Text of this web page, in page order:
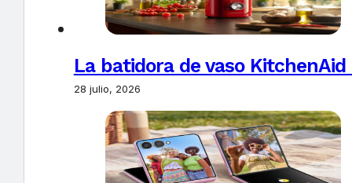
La batidora de vaso
28 julio, 2026